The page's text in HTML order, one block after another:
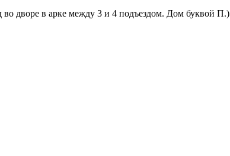
дворе в арке между 3 и 4 подъездом. Дом буквой П.)